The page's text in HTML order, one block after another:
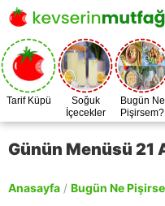
Tarif Küpü
Soğuk
İçecekler
Bugün Ne
Pişirsem?
Günün Menüsü 21
Anasayfa / Bugün Ne